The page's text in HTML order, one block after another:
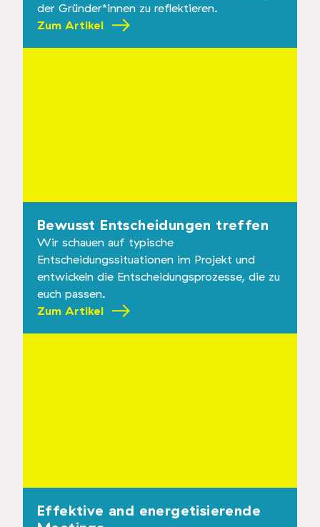
der Gründer*innen zu reflektieren.
Zum Artikel
Bewusst Entscheidungen treffen
Wir schauen auf typische
Entscheidungssituationen im Projekt und
entwickeln die Entscheidungsprozesse, die zu
euch passen.
Zum Artikel
Effektive and energetisierende